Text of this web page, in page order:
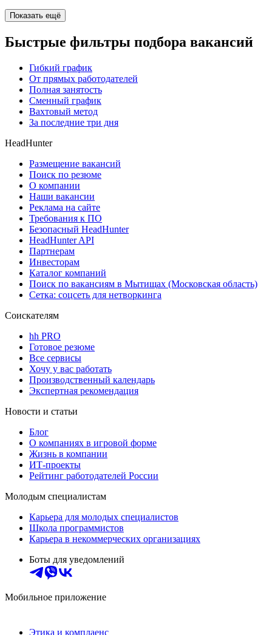
Показать ещё
Быстрые фильтры подбора вакансий
Гибкий график
От прямых работодателей
Полная занятость
Сменный график
Вахтовый метод
За последние три дня
HeadHunter
Размещение вакансий
Поиск по резюме
О компании
Наши вакансии
Реклама на сайте
Требования к ПО
Безопасный HeadHunter
HeadHunter API
Партнерам
Инвесторам
Каталог компаний
Поиск по вакансиям в Мытищах (Московская область)
Сетка: соцсеть для нетворкинга
Соискателям
hh PRO
Готовое резюме
Все сервисы
Хочу у вас работать
Производственный календарь
Экспертная рекомендация
Новости и статьи
Блог
О компаниях в игровой форме
Жизнь в компании
ИТ-проекты
Рейтинг работодателей России
Молодым специалистам
Карьера для молодых специалистов
Школа программистов
Карьера в некоммерческих организациях
Боты для уведомлений
Мобильное приложение
Этика и комплаенс